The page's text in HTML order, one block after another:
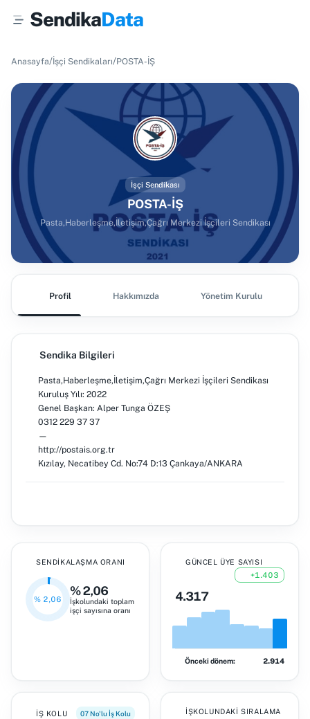
SendikaData
Anasayfa/İşçi Sendikaları/POSTA-İŞ
İşçi Sendikası
POSTA-İŞ
Pasta,Haberleşme,İletişim,Çağrı Merkezi İşçileri Sendikası
Profil Hakkımızda Yönetim Kurulu
Sendika Bilgileri
Pasta,Haberleşme,İletişim,Çağrı Merkezi İşçileri Sendikası
Kuruluş Yılı: 2022
Genel Başkan: Alper Tunga ÖZEŞ
0312 229 37 37
—
http://postais.org.tr
Kızılay, Necatibey Cd. No:74 D:13 Çankaya/ANKARA
SENDIKALAŞMA ORANI
% 2,06
% 2,06
İşkolundaki toplam
işçi sayısına oranı
GÜNCEL ÜYE SAYISI
+1.403
4.317
Önceki dönem: 2.914
İŞ KOLU 07 No'lu İş Kolu İŞKOLUNDAKI SIRALAMA